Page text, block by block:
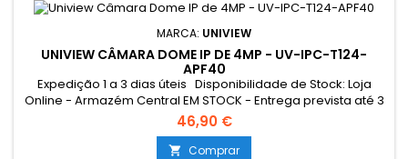
MARCA: UNIVIEW
UNIVIEW CÂMARA DOME IP DE 4MP - UV-IPC-T124-
APF40
Expedição 1 a 3 dias úteis Disponibilidade de Stock: Loja
Online - Armazém Central EM STOCK - Entrega prevista até 3
dias úteis Loja Braga - Rua António Fernandes Ferreira
Gomes SEM STOCK - Por encomenda - chegada até 2 dias
úteis
46,90 €
 Comprar